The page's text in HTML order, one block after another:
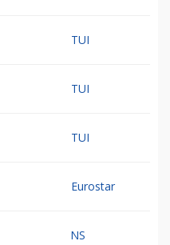
TUI
TUI
TUI
Eurostar
NS